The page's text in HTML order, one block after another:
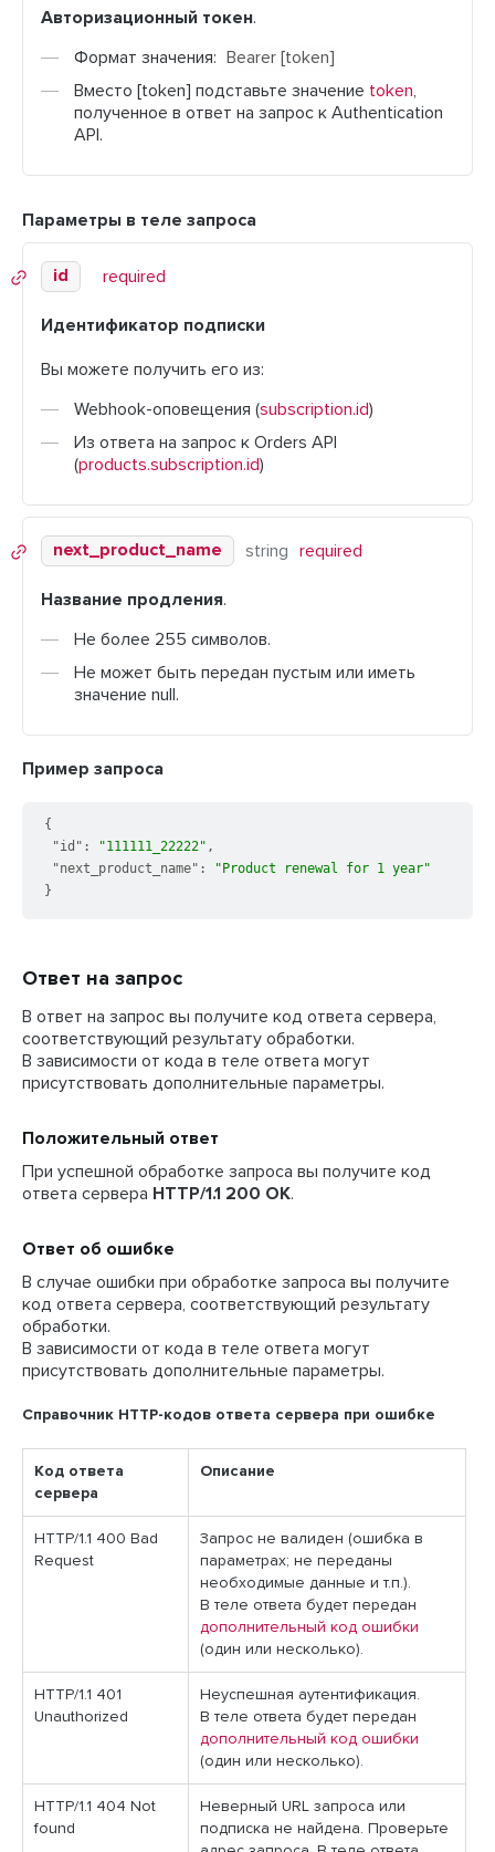
Авторизационный токен.
Формат значения: Bearer [token]
Вместо [token] подставьте значение token
полученное в ответ на запрос к Authentication
API.
Параметры в теле запроса
id required
Идентификатор подписки
Вы можете получить его из:
Webhook-оповещения (subscription.id)
Из ответа на запрос к Orders API
(products.subscription.id)
next_product_name string required
Название продления.
Не более 255 символов.
Не может быть передан пустым или иметь
значение null.
Пример запроса
{
"id" : "111111_22222" ,
"next_product_name" :
"Product renewal for 1 year"
}
Ответ на запрос
В ответ на запрос вы получите код ответа сервера,
соответствующий результату обработки.
В зависимости от кода в теле ответа могут
присутствовать дополнительные параметры.
Положительный ответ
При успешной обработке запроса вы получите код
ответа сервера HTTP/1.1 200 OK.
Ответ об ошибке
В случае ошибки при обработке запроса вы получите
код ответа сервера, соответствующий результату
обработки.
В зависимости от кода в теле ответа могут
присутствовать дополнительные параметры.
Справочник HTTP-кодов ответа сервера при ошибке
Код ответа
сервера
Описание
HTTP/1.1 400 Bad
Request
Запрос не валиден (ошибка в
параметрах; не переданы
необходимые данные и т.п.).
В теле ответа будет передан
дополнительный код ошибки
(один или несколько).
HTTP/1.1 401
Unauthorized
Неуспешная аутентификация.
В теле ответа будет передан
дополнительный код ошибки
(один или несколько).
HTTP/1.1 404 Not
found
Неверный URL запроса или
подписка не найдена. Проверьте